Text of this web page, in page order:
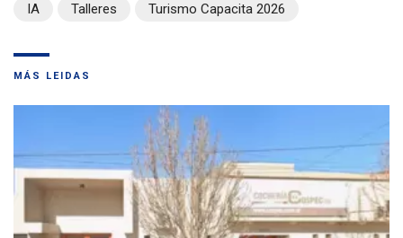
IA Talleres Turismo Capacita 2026
MÁS LEIDAS